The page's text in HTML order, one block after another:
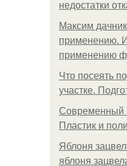
недостатки
Максим
применению.
применению
Что посеять
участке.
Современный
Пластик и
Яблоня
яблоня